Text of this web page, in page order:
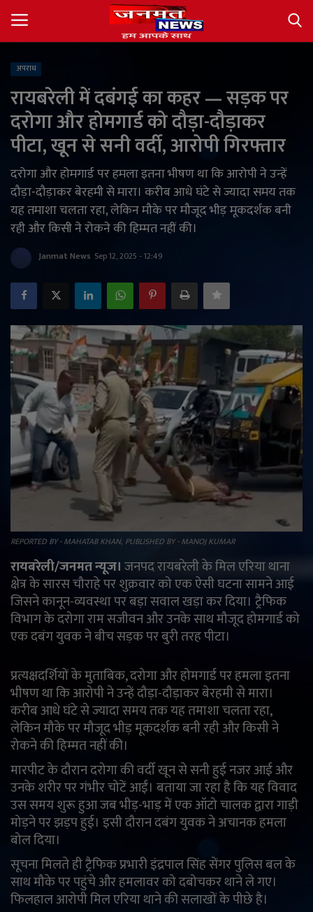
About
Contact
देश
अंतर्राष्ट्रीय
राज्य
खेल
राजनीति
मनोरंजन
अपराध
ज्योतिष
वीडियो
ई-पेपर
Language
अपराध
रायबरेली में दबंगई का कहर — सड़क पर
दरोगा और होमगार्ड को दौड़ा-दौड़ाकर
पीटा, खून से सनी वर्दी, आरोपी गिरफ्तार
दरोगा और होमगार्ड पर हमला इतना भीषण था कि आरोपी ने उन्हें
दौड़ा-दौड़ाकर बेरहमी से मारा। करीब आधे घंटे से ज्यादा समय तक
यह तमाशा चलता रहा, लेकिन मौके पर मौजूद भीड़ मूकदर्शक बनी
रही और किसी ने रोकने की हिम्मत नहीं की।
Janmat News Sep 12, 2025 - 12:49
REPORTED BY - MAHATAB KHAN, PUBLISHED BY - MANOJ KUMAR
रायबरेली/जनमत न्यूज।जनपद रायबरेली के मिल एरिया थाना
क्षेत्र के सारस चौराहे पर शुक्रवार को एक ऐसी घटना सामने आई
जिसने कानून-व्यवस्था पर बड़ा सवाल खड़ा कर दिया। ट्रैफिक
विभाग के दरोगा राम सजीवन और उनके साथ मौजूद होमगार्ड को
एक दबंग युवक ने बीच सड़क पर बुरी तरह पीटा।
प्रत्यक्षदर्शियों के मुताबिक, दरोगा और होमगार्ड पर हमला इतना
भीषण था कि आरोपी ने उन्हें दौड़ा-दौड़ाकर बेरहमी से मारा।
करीब आधे घंटे से ज्यादा समय तक यह तमाशा चलता रहा,
लेकिन मौके पर मौजूद भीड़ मूकदर्शक बनी रही और किसी ने
रोकने की हिम्मत नहीं की।
मारपीट के दौरान दरोगा की वर्दी खून से सनी हुई नजर आई और
उनके शरीर पर गंभीर चोटें आईं। बताया जा रहा है कि यह विवाद
उस समय शुरू हुआ जब भीड़-भाड़ में एक ऑटो चालक द्वारा गाड़ी
मोड़ने पर झड़प हुई। इसी दौरान दबंग युवक ने अचानक हमला
बोल दिया।
सूचना मिलते ही ट्रैफिक प्रभारी इंद्रपाल सिंह सेंगर पुलिस बल के
साथ मौके पर पहुंचे और हमलावर को दबोचकर थाने ले गए।
फिलहाल आरोपी मिल एरिया थाने की सलाखों के पीछे है।